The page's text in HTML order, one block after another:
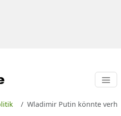
Wladimir Putin könnte